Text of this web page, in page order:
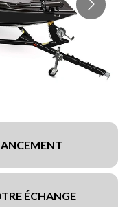
ÉCHANGE